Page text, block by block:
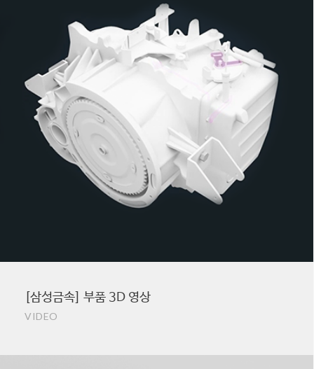
[삼성금속] 부품 3D 영상
VIDEO